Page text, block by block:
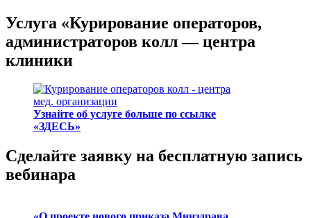
Услуга «Курирование операторов,
администраторов колл — центра
клиники
Узнайте об услуге больше по ссылке
«ЗДЕСЬ»
Сделайте заявку на бесплатную запись
вебинара